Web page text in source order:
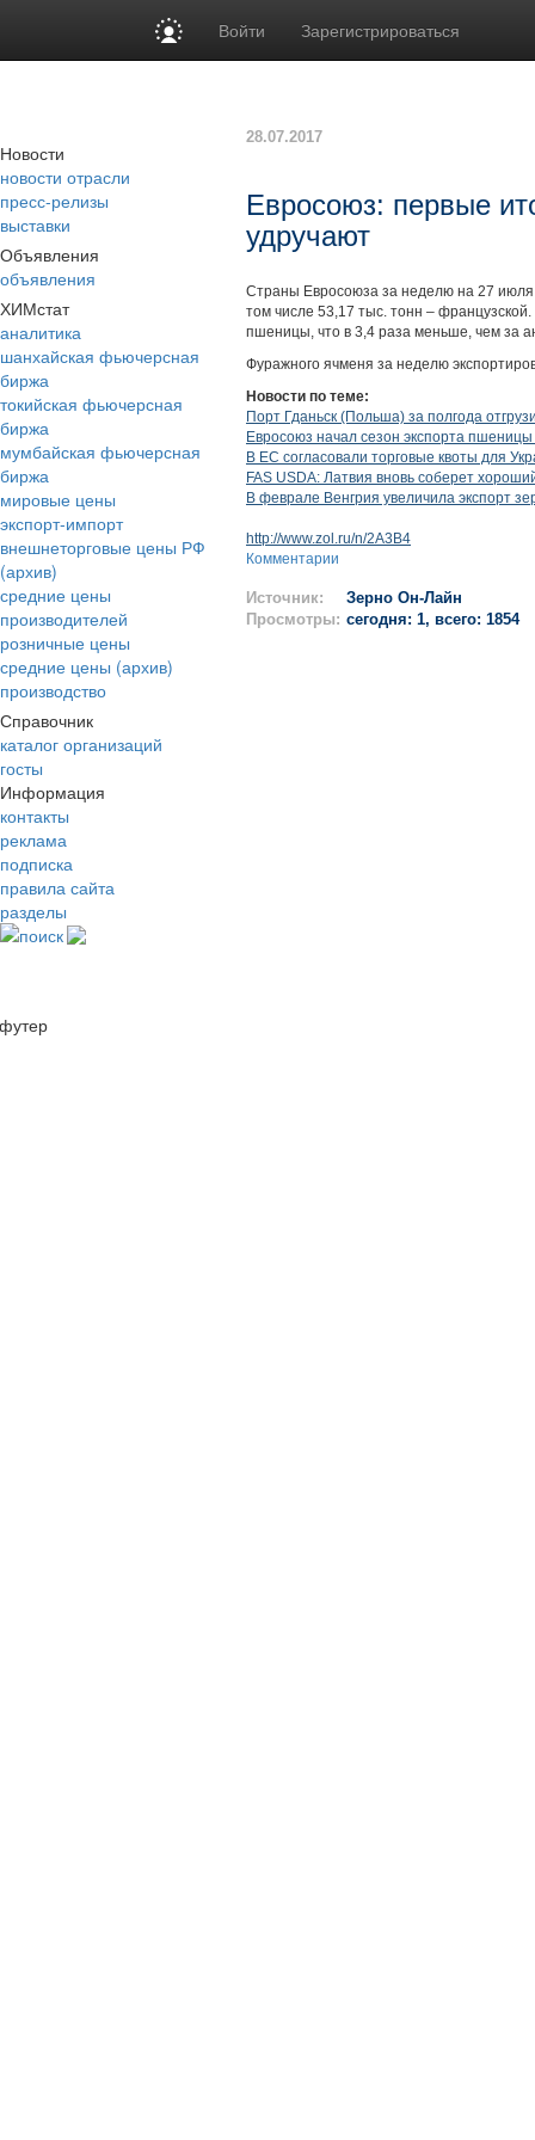
Войти Зарегистрироваться
Новости
новости отрасли
пресс-релизы
выставки
Объявления
объявления
ХИМстат
аналитика
шанхайская фьючерсная
биржа
токийская фьючерсная
биржа
мумбайская фьючерсная
биржа
мировые цены
экспорт-импорт
внешнеторговые цены РФ
(архив)
средние цены
производителей
розничные цены
средние цены (архив)
производство
Справочник
каталог организаций
госты
Информация
контакты
реклама
подписка
правила сайта
разделы
поиск
28.07.2017
Евросоюз: первые
удручают
Страны Евросоюза за неделю на 27 июля
том числе 53,17 тыс. тонн –
пшеницы, что в 3,4 раза меньше, чем за
Фуражного ячменя за неделю
Новости по теме:
Порт Гданьск (Польша) за полгода
Евросоюз начал сезон экспорта
В ЕС согласовали торговые квоты для
FAS USDA: Латвия вновь соберет
В феврале Венгрия увеличила экспорт
http://www.zol.ru/n/2A3B4
Комментарии
Источник:
Зерно Он-Лайн
Просмотры: сегодня: 1, всего: 1854
футер